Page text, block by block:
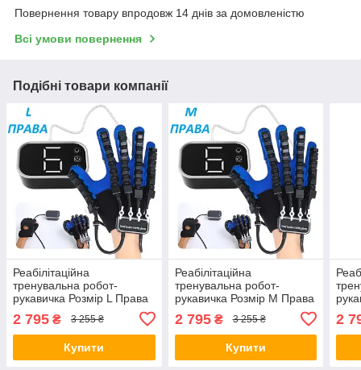
Повернення товару впродовж 14 днів за домовленістю
Всі умови повернення
Подібні товари компанії
Реабілітаційна
тренувальна робот-
рукавичка Розмір L Права
рука Засіб для реабілітації
пальців геміплегії
2 795 ₴ 3 255 ₴
Купити
Реабілітаційна
тренувальна робот-
рукавичка Розмір M Права
рука Засіб для реабілітації
пальців геміплегії
2 795₴ 3 255 ₴
Купити
2